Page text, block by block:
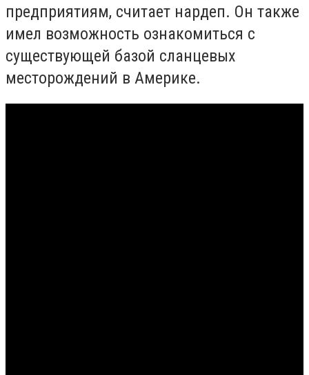
предприятиям, считает нардеп. Он также
имел возможность ознакомиться с
существующей базой сланцевых
месторождений в Америке.